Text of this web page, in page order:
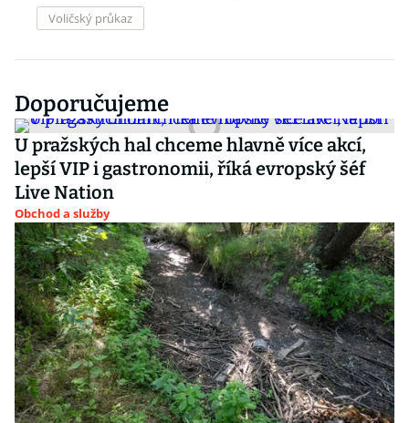
Voličský průkaz
Doporučujeme
U pražských hal chceme hlavně více akcí,
lepší VIP i gastronomii, říká evropský šéf
Live Nation
Obchod a služby